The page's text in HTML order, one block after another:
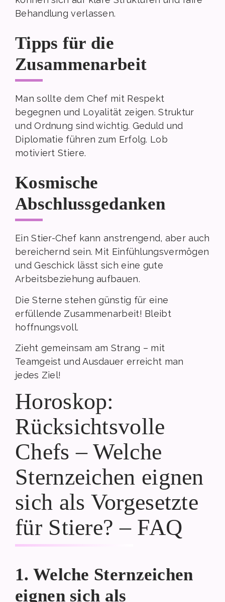
Behandlung verlassen.
Tipps für die
Zusammenarbeit
Man sollte dem Chef mit Respekt
begegnen und Loyalität zeigen. Struktur
und Ordnung sind wichtig. Geduld und
Diplomatie führen zum Erfolg. Lob
motiviert Stiere.
Kosmische
Abschlussgedanken
Ein Stier-Chef kann anstrengend, aber auch
bereichernd sein. Mit Einfühlungsvermögen
und Geschick lässt sich eine gute
Arbeitsbeziehung aufbauen.
Die Sterne stehen günstig für eine
erfüllende Zusammenarbeit! Bleibt
hoffnungsvoll.
Zieht gemeinsam am Strang – mit
Teamgeist und Ausdauer erreicht man
jedes Ziel!
Horoskop:
Rücksichtsvolle
Chefs – Welche
Sternzeichen eignen
sich als Vorgesetzte
für Stiere? – FAQ
1. Welche Sternzeichen
eignen sich als